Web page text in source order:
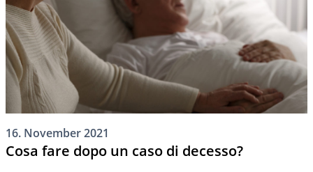
16. November 2021
Cosa fare dopo un caso di decesso?